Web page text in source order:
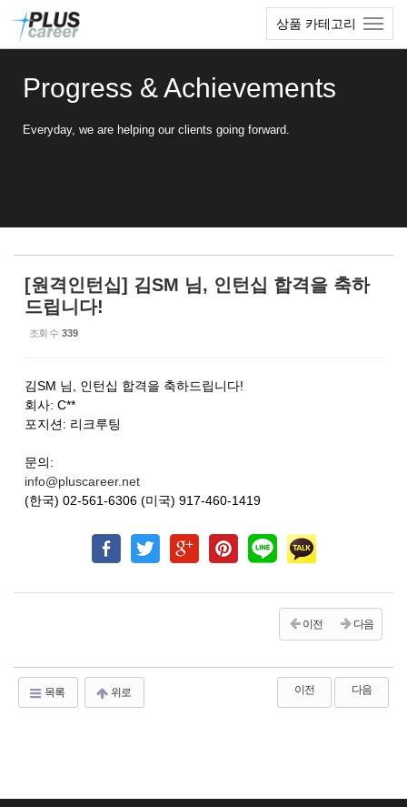
상품 카테고리
Progress & Achievements
Everyday, we are helping our clients going forward.
[원격인턴십] 김SM 님, 인턴십 합격을 축하
드립니다!
조회 수 339
김SM 님, 인턴십 합격을 축하드립니다!
회사: C**
포지션: 리크루팅
문의:
info@pluscareer.net
(한국) 02-561-6306 (미국) 917-460-1419
이전 다음
목록 위로 이전 다음